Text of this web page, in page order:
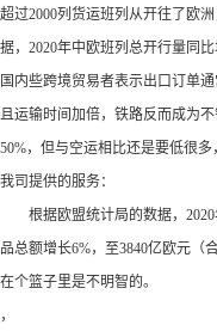
超过2000列货运班列从开往了欧
据，2020年中欧班列总开行量同比
国内些跨境贸易者表示出口订单
且运输时间加倍，铁路反而成为
50%，但与空运相比还是要低很
我司提供的服务：
根据欧盟统计局的数据，2020
品总额增长6%，至3840亿欧元（
在个篮子里是不明智的。
，